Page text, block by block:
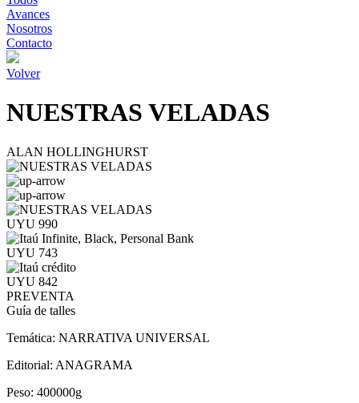
Avances
Nosotros
Contacto
Volver
NUESTRAS VELADAS
ALAN HOLLINGHURST
UYU 990
UYU 743
UYU 842
PREVENTA
Guía de talles
Temática: NARRATIVA UNIVERSAL
Editorial: ANAGRAMA
Peso: 400000g